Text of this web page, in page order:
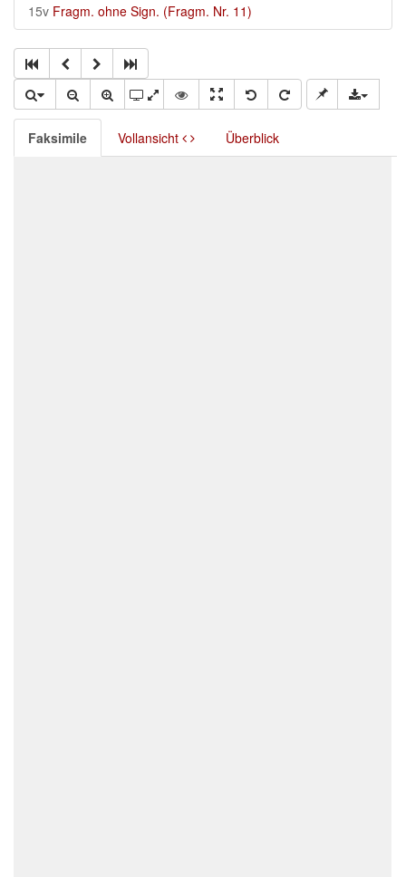
15v Fragm. ohne Sign. (Fragm. Nr. 11)
Faksimile Vollansicht Überblick